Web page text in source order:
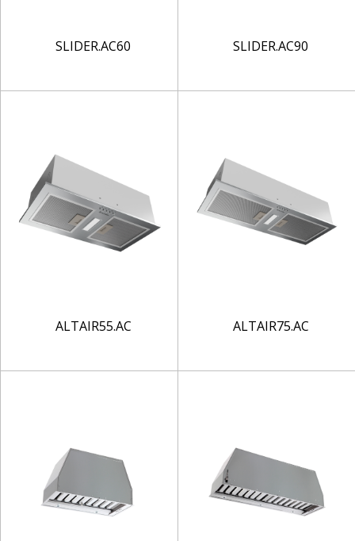
SLIDER.AC60 SLIDER.AC90
ALTAIR55.AC ALTAIR75.AC